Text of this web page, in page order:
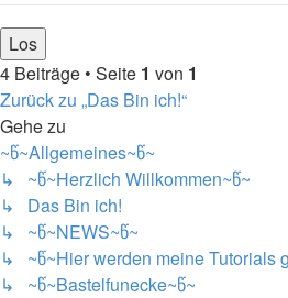
4 Beiträge • Seite 1 von 1
Zurück zu „Das Bin ich!“
Gehe zu
~წ~Allgemeines~წ~
↳ ~წ~Herzlich Willkommen~წ~
↳ Das Bin ich!
↳ ~წ~NEWS~წ~
↳ ~წ~Hier werden meine Tutorials
↳ ~წ~Bastelfunecke~წ~